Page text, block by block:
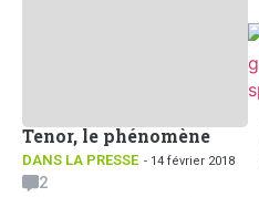
Tenor, le phénomène
DANS LA PRESSE - 14 février 2018
2